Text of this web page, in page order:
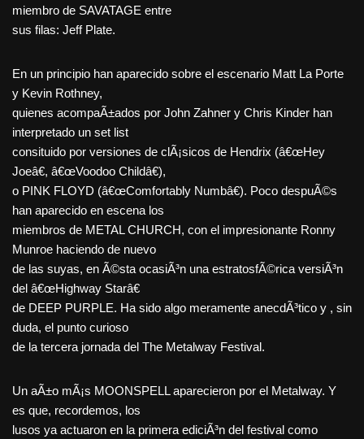
miembro de SAVATAGE entre
sus filas: Jeff Plate.
En un principio han aparecido sobre el escenario Matt La Porte
y Kevin Rothney,
quienes acompaÃ±ados por John Zahner y Chris Kinder han
interpretado un set list
consituido por versiones de clÃ¡sicos de Hendrix (â€œHey
Joeâ€, â€œVoodoo Childâ€),
o PINK FLOYD (â€œComfortably Numbâ€). Poco despuÃ©s
han aparecido en escena los
miembros de METAL CHURCH, con el impresionante Ronny
Munroe haciendo de nuevo
de las suyas, en Ã©sta ocasiÃ³n una estratosfÃ©rica versiÃ³n
del â€œHighway Starâ€
de DEEP PURPLE. Ha sido algo meramente anecdÃ³tico y , sin
duda, el punto curioso
de la tercera jornada del The Metalway Festival.
Un aÃ±o mÃ¡s MOONSPELL aparecieron por el Metalway. Y
es que, recordemos, los
lusos ya actuaron en la primera ediciÃ³n del festival como